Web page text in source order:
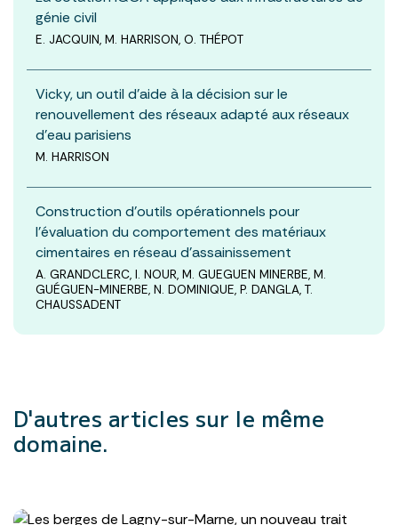
génie civil
E. JACQUIN, M. HARRISON, O. THÉPOT
Vicky, un outil d’aide à la décision sur le
renouvellement des réseaux adapté aux réseaux
d’eau parisiens
M. HARRISON
Construction d’outils opérationnels pour
l’évaluation du comportement des matériaux
cimentaires en réseau d’assainissement
A. GRANDCLERC, I. NOUR, M. GUEGUEN MINERBE, M.
GUÉGUEN-MINERBE, N. DOMINIQUE, P. DANGLA, T.
CHAUSSADENT
D'autres articles sur le même
domaine.